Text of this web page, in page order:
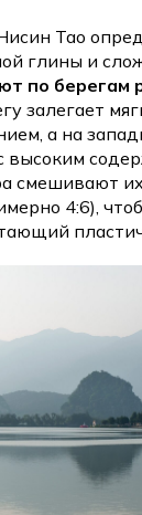
Тао
глины и
по берегам
залегает
а на
высоким
смешивают
4:6),